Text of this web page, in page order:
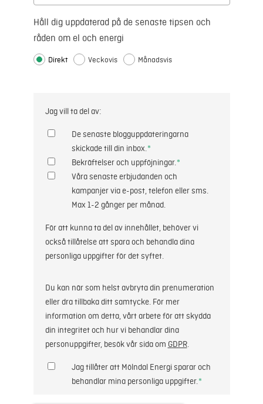
Håll dig uppdaterad på de senaste tipsen och
råden om el och energi
Direkt Veckovis Månadsvis
Jag vill ta del av:
De senaste blogguppdateringarna
skickade till din inbox.*
Bekräftelser och uppföjningar.*
Våra senaste erbjudanden och
kampanjer via e-post, telefon eller sms.
Max 1-2 gånger per månad.
För att kunna ta del av innehållet, behöver vi
också tillåtelse att spara och behandla dina
personliga uppgifter för det syftet.
Jag tillåter att Mölndal Energi sparar och
behandlar mina personliga uppgifter.*
Du kan när som helst avbryta din prenumeration
eller dra tillbaka ditt samtycke. För mer
information om detta, vårt arbete för att skydda
din integritet och hur vi behandlar dina
personuppgifter, besök vår sida om GDPR.